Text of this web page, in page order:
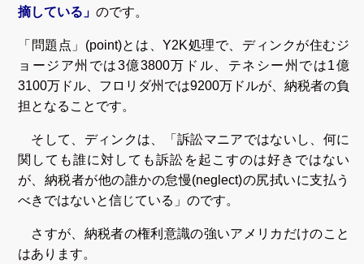
摘している」 のです。
「問題点」(point)とは、Y2K処理で、ディンクが住むジ
ョージア州では3億3800万ドル、テネシー州では1億
3100万ドル、フロリダ州では9200万ドルが、納税者の負
担となることです。
そして、ディンクは、「訴訟マニアではないし、何に
関しても誰に対しても訴訟を起こすのは好きではない
が、納税者が他の誰かの怠慢(neglect)の尻拭いに支払う
べきではないと信じている」のです。
さすが、納税者の権利意識の強いアメリカだけのこと
はあります。